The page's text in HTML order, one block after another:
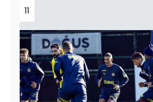
11